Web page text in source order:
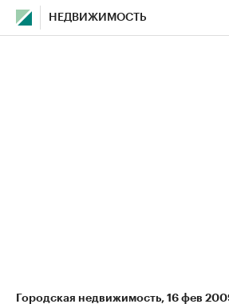
НЕДВИЖИМОСТЬ
Городская недвижимость⁠, 16 фев